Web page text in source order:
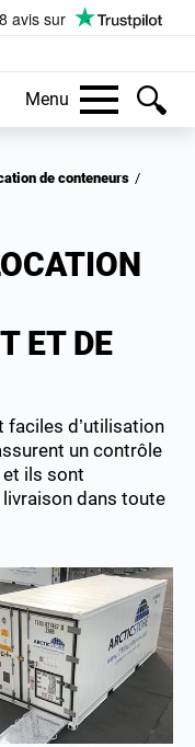
Menu
de conteneurs /
ET DE
d’utilisation
un contrôle
ils sont
dans toute